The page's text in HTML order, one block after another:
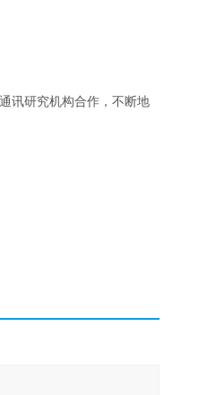
讯研究机构合作，不断地